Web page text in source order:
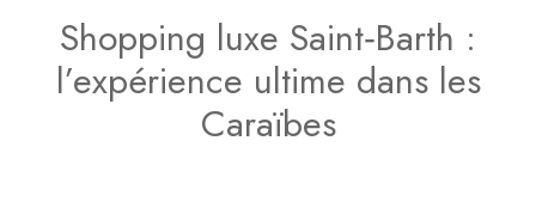
Shopping luxe Saint‑Barth :
l’expérience ultime dans les
Caraïbes